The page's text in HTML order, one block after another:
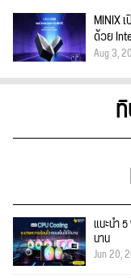
MINIX
ด้วย
Aug 3,
แนะนำ
นาน
Jun 20,